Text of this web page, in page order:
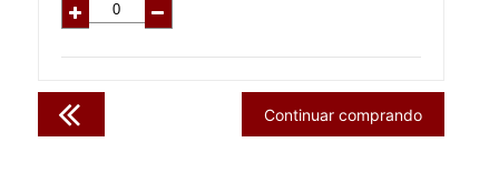
Continuar comprando